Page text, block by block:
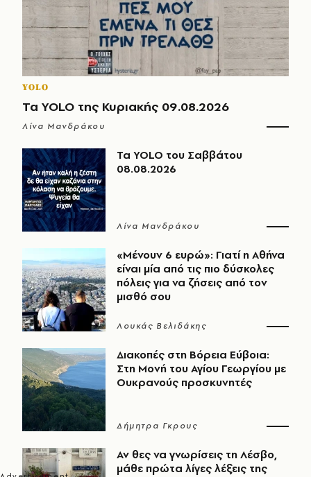
YOLO
Τα YOLO της Κυριακής 09.08.2026
Λίνα Μανδράκου
Τα YOLO του Σαββάτου
08.08.2026
Λίνα Μανδράκου
«Μένουν 6 ευρώ»: Γιατί η Αθήνα
είναι μία από τις πιο δύσκολες
πόλεις για να ζήσεις από τον
μισθό σου
Λουκάς Βελιδάκης
Διακοπές στη Βόρεια Εύβοια:
Στη Μονή του Αγίου Γεωργίου με
Ουκρανούς προσκυνητές
Δήμητρα Γκρους
Αν θες να γνωρίσεις τη Λέσβο,
μάθε πρώτα λίγες λέξεις της